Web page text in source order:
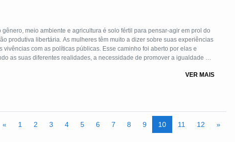
meio ambiente e agricultura é solo fértil para pensar-agir em prol do
produtiva libertária. As mulheres têm muito a dizer sobre suas experiências
com as políticas públicas. Esse caminho foi aberto por elas e
as suas diferentes realidades, a necessidade de promover a igualdade de
inibindo a informalidade.
VER MAIS
« 1 2 3 4 5 6 7 8 9 10 11 12 »